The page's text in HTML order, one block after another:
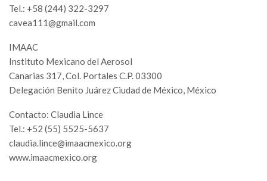
Tel.: +58 (244) 322-3297
cavea111@gmail.com
IMAAC
Instituto Mexicano del Aerosol
Canarias 317, Col. Portales C.P. 03300
Delegación Benito Juárez Ciudad de México, México
Contacto: Claudia Lince
Tel.: +52 (55) 5525-5637
claudia.lince@imaacmexico.org
www.imaacmexico.org